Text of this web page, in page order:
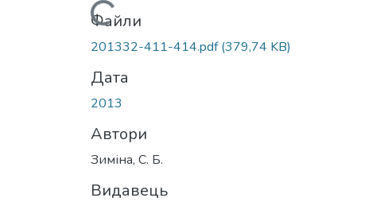
Вантажиться...
Файли
201332-411-414.pdf(379,74 KB)
Дата
2013
Автори
Зиміна, С. Б.
Видавець